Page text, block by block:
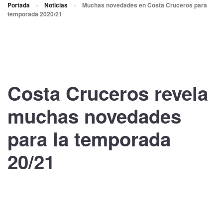
Portada » Noticias »
Muchas novedades en Costa Cruceros para
temporada 2020/21
Costa Cruceros revela
muchas novedades
para la temporada
20/21